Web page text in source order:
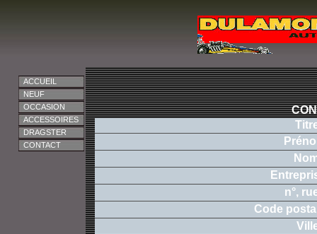
ACCUEIL
NEUF
OCCASION
ACCESSOIRES
DRAGSTER
CONTACT
n°,
Code